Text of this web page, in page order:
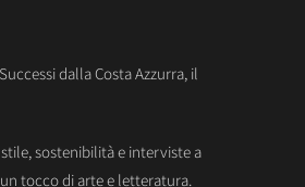
dalla Costa Azzurra, il
sostenibilità e interviste a
tocco di arte e letteratura.